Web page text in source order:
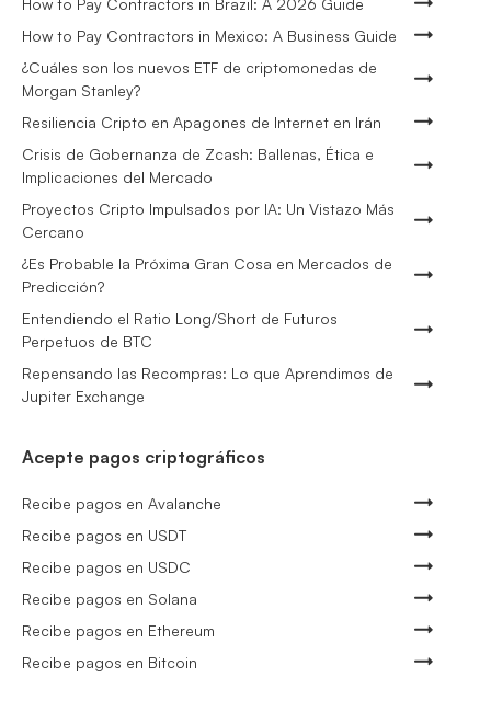
How to Pay Contractors in Mexico: A Business Guide
¿Cuáles son los nuevos ETF de criptomonedas de
Morgan Stanley?
Resiliencia Cripto en Apagones de Internet en Irán
Crisis de Gobernanza de Zcash: Ballenas, Ética e
Implicaciones del Mercado
Proyectos Cripto Impulsados por IA: Un Vistazo Más
Cercano
¿Es Probable la Próxima Gran Cosa en Mercados de
Predicción?
Entendiendo el Ratio Long/Short de Futuros
Perpetuos de BTC
Repensando las Recompras: Lo que Aprendimos de
Jupiter Exchange
Acepte pagos criptográficos
Recibe pagos en Avalanche
Recibe pagos en USDT
Recibe pagos en USDC
Recibe pagos en Solana
Recibe pagos en Ethereum
Recibe pagos en Bitcoin